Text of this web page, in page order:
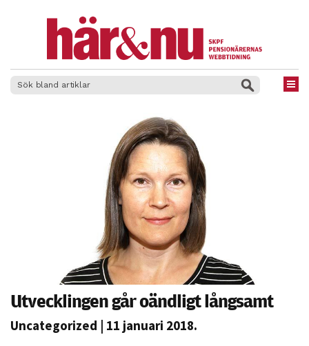
Utvecklingen går oändligt långsamt
Uncategorized | 11 januari 2018.